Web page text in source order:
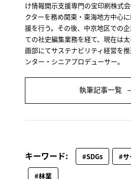
け情報開示支援専門の宝印刷株式
クターを務め関東・東海地方中心
援を行う。その後、中京地区での
ての社史編集業務を経て、現在は
画部にてサステナビリティ経営を
ンター・シニアプロデューサー。
執筆記事一覧
キーワード: #SDGs
#サ
#林業